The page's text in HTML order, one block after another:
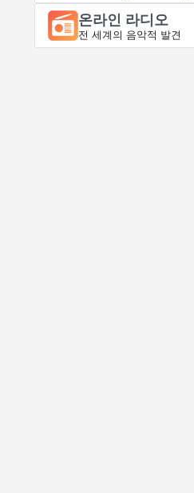
온라인 라디오
전 세계의 음악적 발견